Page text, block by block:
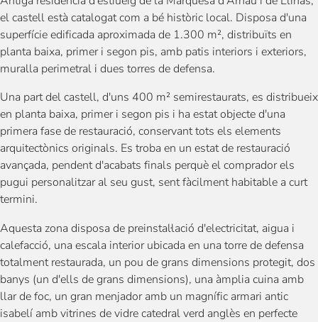
el castell està catalogat com a bé històric local. Disposa d'una
superfície edificada aproximada de 1.300 m², distribuïts en
planta baixa, primer i segon pis, amb patis interiors i exteriors,
muralla perimetral i dues torres de defensa.
Una part del castell, d'uns 400 m² semirestaurats, es distribueix
en planta baixa, primer i segon pis i ha estat objecte d'una
primera fase de restauració, conservant tots els elements
arquitectònics originals. Es troba en un estat de restauració
avançada, pendent d'acabats finals perquè el comprador els
pugui personalitzar al seu gust, sent fàcilment habitable a curt
termini.
Aquesta zona disposa de preinstal·lació d'electricitat, aigua i
calefacció, una escala interior ubicada en una torre de defensa
totalment restaurada, un pou de grans dimensions protegit, dos
banys (un d'ells de grans dimensions), una àmplia cuina amb
llar de foc, un gran menjador amb un magnífic armari antic
isabelí amb vitrines de vidre catedral verd anglès en perfecte